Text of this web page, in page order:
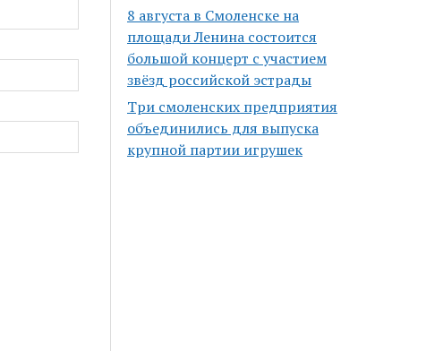
8 августа в Смоленске на
площади Ленина состоится
большой концерт с участием
звёзд российской эстрады
Три смоленских предприятия
объединились для выпуска
крупной партии игрушек